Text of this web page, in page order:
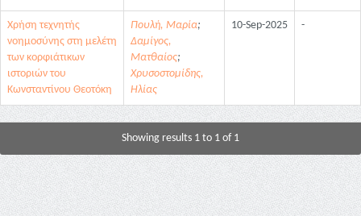
Χρήση τεχνητής
νοημοσύνης στη μελέτη
των κορφιάτικων
ιστοριών του
Κωνσταντίνου Θεοτόκη
Πουλή, Μαρία;
Δαμίγος,
Ματθαίος;
Χρυσοστομίδης,
Ηλίας
10-Sep-2025 -
Showing results 1 to 1 of 1